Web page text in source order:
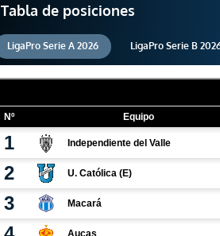
Tabla de posiciones
LigaPro Serie A 2026 LigaPro Serie B